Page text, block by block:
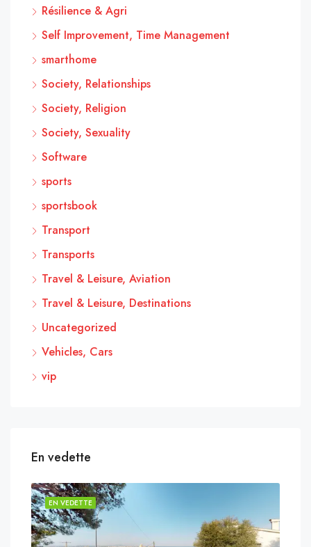
Résilience & Agri
Self Improvement, Time Management
smarthome
Society, Relationships
Society, Religion
Society, Sexuality
Software
sports
sportsbook
Transport
Transports
Travel & Leisure, Aviation
Travel & Leisure, Destinations
Uncategorized
Vehicles, Cars
vip
En vedette
EN VEDETTE